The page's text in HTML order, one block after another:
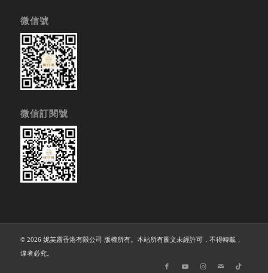
微信號
微信訂閱號
© 2026 妮芙露香港有限公司 版權所有。本站所有圖文未經許可，不得轉載，
違者必究。